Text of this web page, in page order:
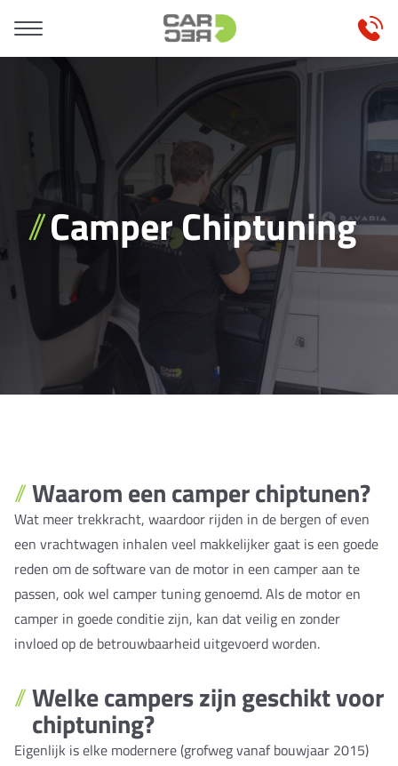
Camper Chiptuning
Waarom een camper chiptunen?
Wat meer trekkracht, waardoor rijden in de bergen of even
een vrachtwagen inhalen veel makkelijker gaat is een goede
reden om de software van de motor in een camper aan te
passen, ook wel camper tuning genoemd. Als de motor en
camper in goede conditie zijn, kan dat veilig en zonder
invloed op de betrouwbaarheid uitgevoerd worden.
Welke campers zijn geschikt voor
chiptuning?
Eigenlijk is elke modernere (grofweg vanaf bouwjaar 2015)